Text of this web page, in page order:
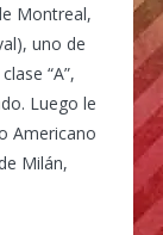
Montreal,
uno de
“A”,
Luego le
Americano
Milán,